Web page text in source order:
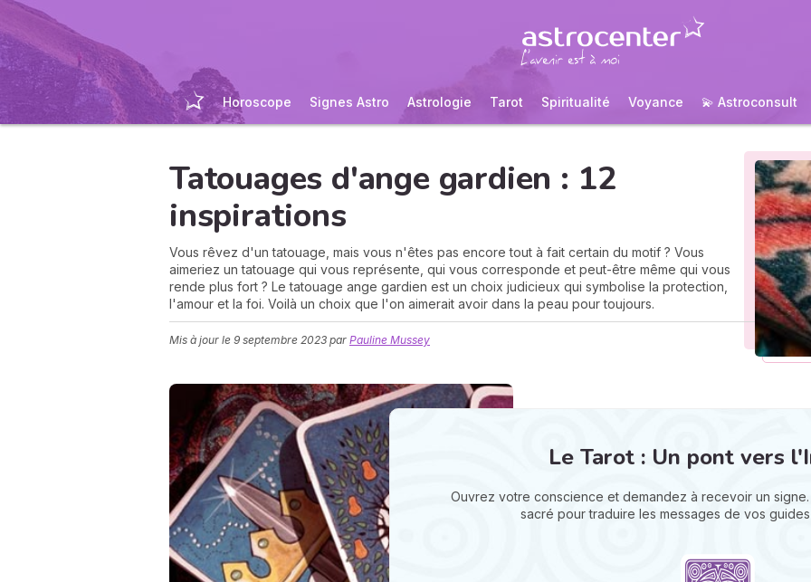
Horoscope Signes Astro Astrologie Tarot Spiritualité Voyance 💫 Astroconsult
Tatouages d'ange gardien : 12
inspirations
Vous rêvez d'un tatouage, mais vous n'êtes pas encore tout à fait certain du motif ? Vous
aimeriez un tatouage qui vous représente, qui vous corresponde et peut-être même qui vous
rende plus fort ? Le tatouage ange gardien est un choix judicieux qui symbolise la protection,
l'amour et la foi. Voilà un choix que l'on aimerait avoir dans la peau pour toujours.
Mis à jour le 9 septembre 2023 par Pauline Mussey
Le Tarot : Un pont vers
Ouvrez votre conscience et demandez à recevoir un
sacré pour traduire les messages de vos